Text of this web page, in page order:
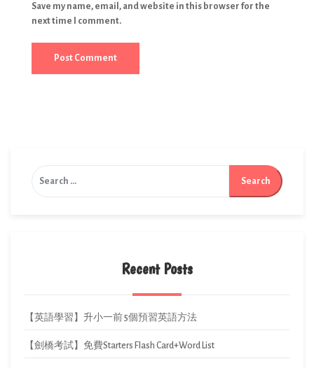
Save my name, email, and website in this browser for the
next time I comment.
Recent Posts
【英語學習】升小一前 5個預習英語方法
【劍橋考試】免費Starters Flash Card+Word List